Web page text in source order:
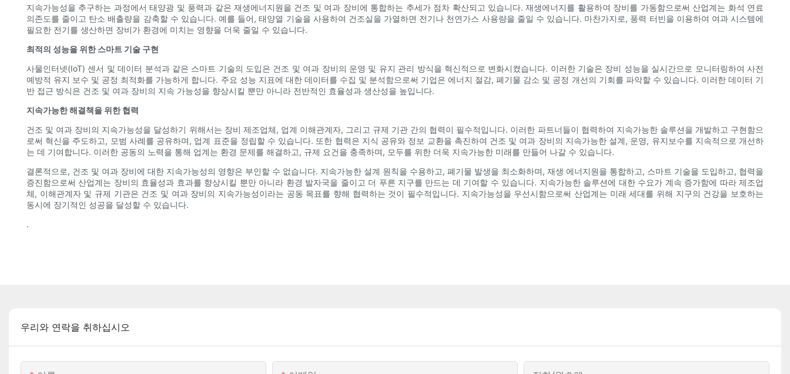
지속가능성을 추구하는 과정에서 태양광 및 풍력과 같은 재생에너지원을 건조 및 여과 장비에 통합하는 추세가 점차 확산되고 있습니다. 재생에너지를 활용하여 장비를 가동함으로써 산업계는 화석 연료
의존도를 줄이고 탄소 배출량을 감축할 수 있습니다. 예를 들어, 태양열 기술을 사용하여 건조실을 가열하면 전기나 천연가스 사용량을 줄일 수 있습니다. 마찬가지로, 풍력 터빈을 이용하여 여과 시스템에
필요한 전기를 생산하면 장비가 환경에 미치는 영향을 더욱 줄일 수 있습니다.
최적의 성능을 위한 스마트 기술 구현
사물인터넷(IoT) 센서 및 데이터 분석과 같은 스마트 기술의 도입은 건조 및 여과 장비의 운영 및 유지 관리 방식을 혁신적으로 변화시켰습니다. 이러한 기술은 장비 성능을 실시간으로 모니터링하여 사전
예방적 유지 보수 및 공정 최적화를 가능하게 합니다. 주요 성능 지표에 대한 데이터를 수집 및 분석함으로써 기업은 에너지 절감, 폐기물 감소 및 공정 개선의 기회를 파악할 수 있습니다. 이러한 데이터 기
반 접근 방식은 건조 및 여과 장비의 지속 가능성을 향상시킬 뿐만 아니라 전반적인 효율성과 생산성을 높입니다.
지속가능한 해결책을 위한 협력
건조 및 여과 장비의 지속가능성을 달성하기 위해서는 장비 제조업체, 업계 이해관계자, 그리고 규제 기관 간의 협력이 필수적입니다. 이러한 파트너들이 협력하여 지속가능한 솔루션을 개발하고 구현함으
로써 혁신을 주도하고, 모범 사례를 공유하며, 업계 표준을 정립할 수 있습니다. 또한 협력은 지식 공유와 정보 교환을 촉진하여 건조 및 여과 장비의 지속가능한 설계, 운영, 유지보수를 지속적으로 개선하
는 데 기여합니다. 이러한 공동의 노력을 통해 업계는 환경 문제를 해결하고, 규제 요건을 충족하며, 모두를 위한 더욱 지속가능한 미래를 만들어 나갈 수 있습니다.
결론적으로, 건조 및 여과 장비에 대한 지속가능성의 영향은 부인할 수 없습니다. 지속가능한 설계 원칙을 수용하고, 폐기물 발생을 최소화하며, 재생 에너지원을 통합하고, 스마트 기술을 도입하고, 협력을
증진함으로써 산업계는 장비의 효율성과 효과를 향상시킬 뿐만 아니라 환경 발자국을 줄이고 더 푸른 지구를 만드는 데 기여할 수 있습니다. 지속가능한 솔루션에 대한 수요가 계속 증가함에 따라 제조업
체, 이해관계자 및 규제 기관은 건조 및 여과 장비의 지속가능성이라는 공동 목표를 향해 협력하는 것이 필수적입니다. 지속가능성을 우선시함으로써 산업계는 미래 세대를 위해 지구의 건강을 보호하는
동시에 장기적인 성공을 달성할 수 있습니다.
.
우리와 연락을 취하십시오